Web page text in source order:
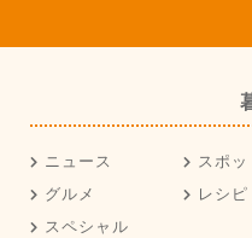
ニュース スポッ
グルメ
レシピ
スペシャル